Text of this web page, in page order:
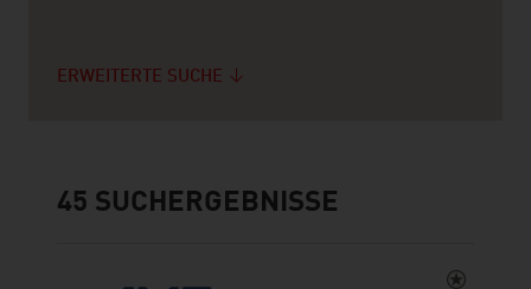
ERWEITERTE SUCHE
45 SUCHERGEBNISSE